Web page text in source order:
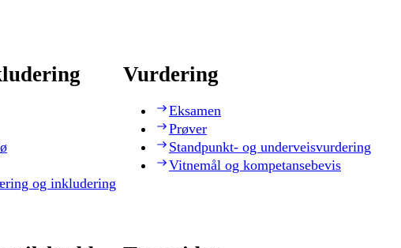
og inkludering
Vurdering
Eksamen
Prøver
Standpunkt- og underveisvurdering
Vitnemål og kompetansebevis